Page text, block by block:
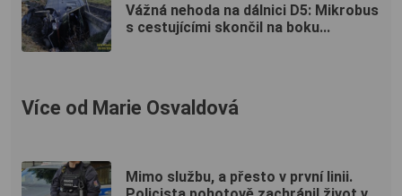
Vážná nehoda na dálnici D5: Mikrobus
s cestujícími skončil na boku...
Více od Marie Osvaldová
Mimo službu, a přesto v první linii.